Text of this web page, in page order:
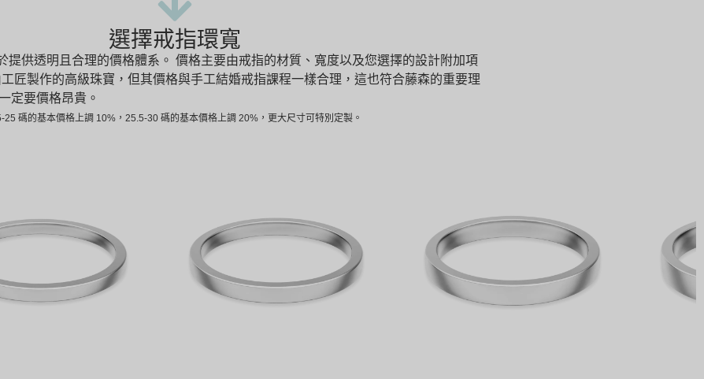
選擇戒指環寬
提供透明且合理的價格體系。 價格主要由戒指的材質、寬度以及您選擇的設計附加項
匠製作的高級珠寶，但其價格與手工結婚戒指課程一樣合理，這也符合藤森的重要理
定要價格昂貴。
碼的基本價格上調 10%，25.5-30 碼的基本價格上調 20%，更大尺寸可特別定製。